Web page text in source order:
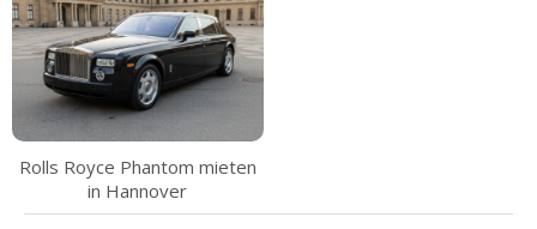
Rolls Royce Phantom mieten
in Hannover